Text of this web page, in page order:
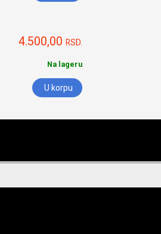
4.500,00 RSD.
Na lageru
U korpu